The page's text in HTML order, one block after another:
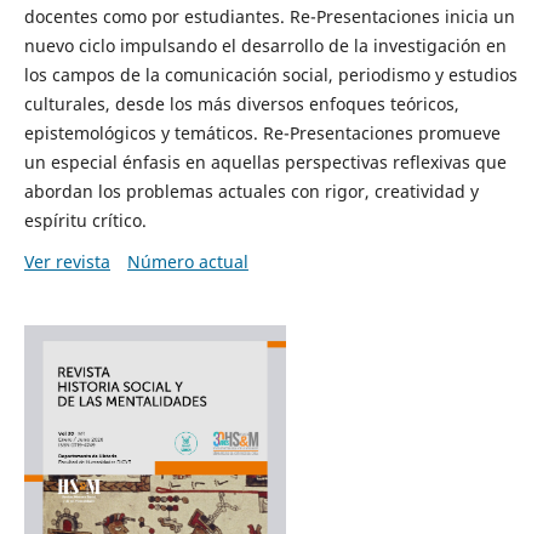
docentes como por estudiantes. Re-Presentaciones inicia un
nuevo ciclo impulsando el desarrollo de la investigación en
los campos de la comunicación social, periodismo y estudios
culturales, desde los más diversos enfoques teóricos,
epistemológicos y temáticos. Re-Presentaciones promueve
un especial énfasis en aquellas perspectivas reflexivas que
abordan los problemas actuales con rigor, creatividad y
espíritu crítico.
Ver revista
Número actual